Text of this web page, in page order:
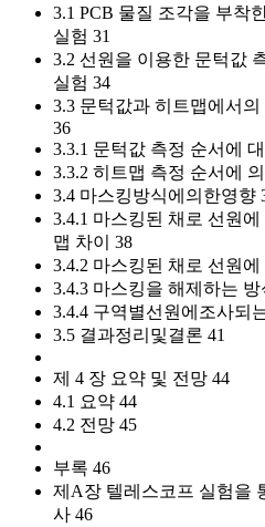
3.1 PCB 물질 조각을 부착
실험 31
3.2 선원을 이용한 문턱값
실험 34
3.3 문턱값과 히트맵에서
36
3.3.1 문턱값 측정 순서에
3.3.2 히트맵 측정 순서에
3.4 마스킹방식에의한영향
3.4.1 마스킹된 채로 선원
맵 차이 38
3.4.2 마스킹된 채로 선원
3.4.3 마스킹을 해제하는
3.4.4 구역별선원에조사되
3.5 결과정리및결론 41
제 4 장 요약 및 전망 44
4.1 요약 44
4.2 전망 45
부록 46
제A장 텔레스코프 실험을
사 46